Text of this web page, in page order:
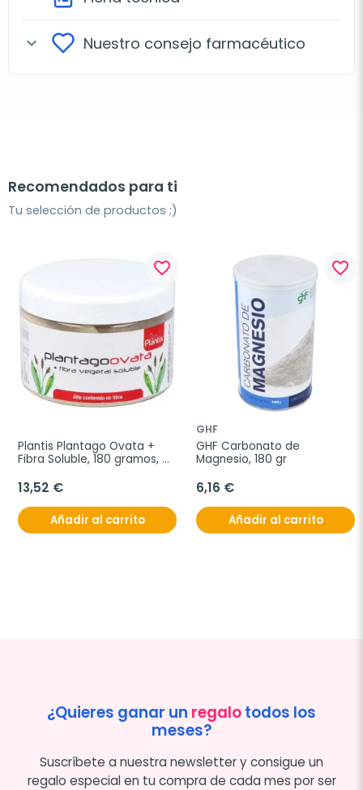
expand_more Nuestro consejo farmacéutico
Recomendados para ti
Tu selección de productos ;)
favorite_border
Plantis Plantago Ovata +
Fibra Soluble, 180 gramos,
13,52 €
Añadir al carrito
favorite_border
GHF
GHF Carbonato de
Magnesio, 180 gr
6,16 €
Añadir al carrito
¿Quieres ganar un regalotodos los
meses?
Suscríbete a nuestra newsletter y consigue un
regalo especial en tu compra de cada mes por ser